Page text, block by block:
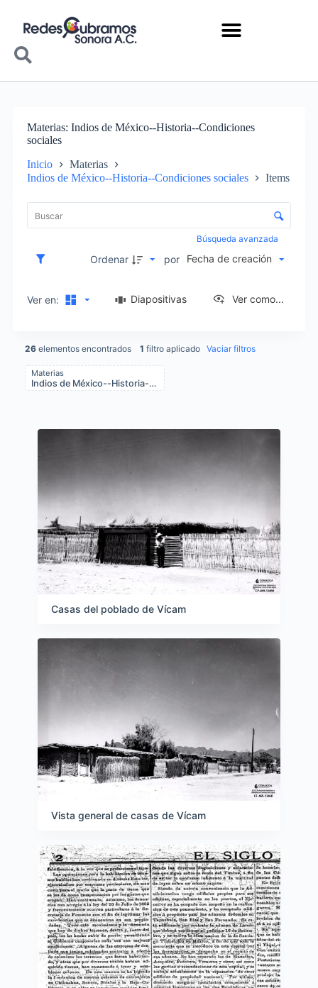
Materias Indios de México--Historia--Condiciones
sociales
Inicio
Materias
Indios de México--Historia--Condiciones sociales
Items
Control de clasificación y visualización
Búsqueda avanzada
Ordenar por Fecha de creación
Ver en: Diapositivas Ver como...
26 elementos encontrados 1 filtro aplicado Vaciar filtros
Materias
Indios de México--Historia--Condiciones sociales
Items list results
Casas del poblado de Vícam
Vista general de casas de Vícam